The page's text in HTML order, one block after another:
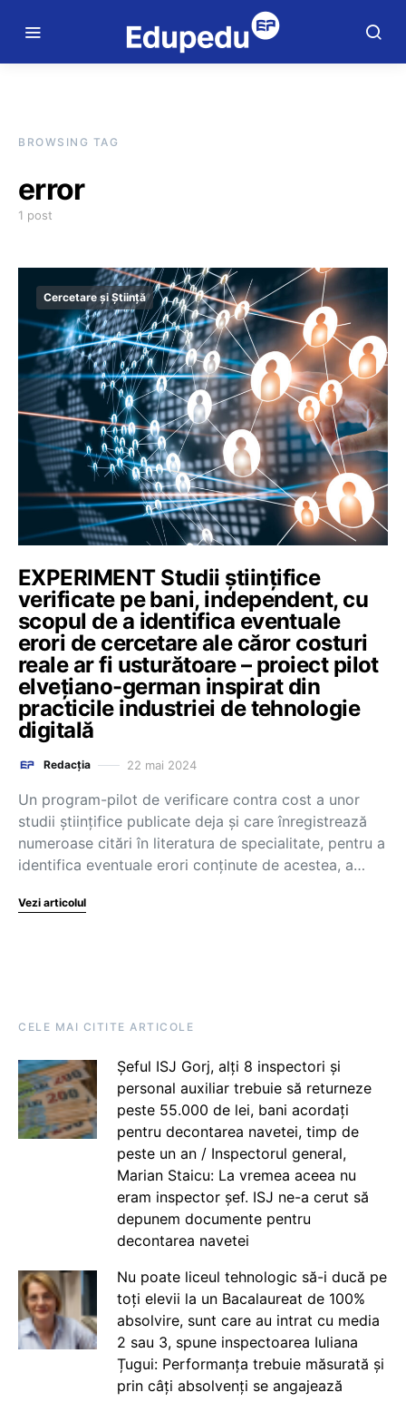
BROWSING TAG
error
1 post
Cercetare și Știință
EXPERIMENT Studii științifice
verificate pe bani, independent, cu
scopul de a identifica eventuale
erori de cercetare ale căror costuri
reale ar fi usturătoare – proiect pilot
elvețiano-german inspirat din
practicile industriei de tehnologie
digitală
Redacția 22 mai 2024
Un program-pilot de verificare contra cost a unor
studii științifice publicate deja și care înregistrează
numeroase citări în literatura de specialitate, pentru a
identifica eventuale erori conținute de acestea, a…
Vezi articolul
CELE MAI CITITE ARTICOLE
Șeful ISJ Gorj, alți 8 inspectori și
personal auxiliar trebuie să returneze
peste 55.000 de lei, bani acordați
pentru decontarea navetei, timp de
peste un an / Inspectorul general,
Marian Staicu: La vremea aceea nu
eram inspector șef. ISJ ne-a cerut să
depunem documente pentru
decontarea navetei
Nu poate liceul tehnologic să-i ducă pe
toți elevii la un Bacalaureat de 100%
absolvire, sunt care au intrat cu media
2 sau 3, spune inspectoarea Iuliana
Țugui: Performanța trebuie măsurată și
prin câți absolvenți se angajează